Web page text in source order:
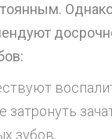
затронуть
зубов,